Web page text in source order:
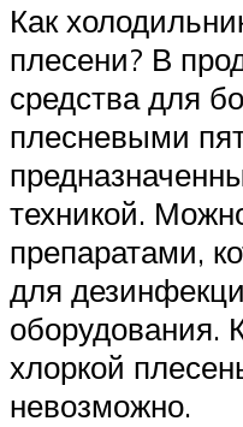
Как
плесени? В
средства для
плесневыми
техникой.
препаратами,
для
оборудования.
хлоркой
невозможно.